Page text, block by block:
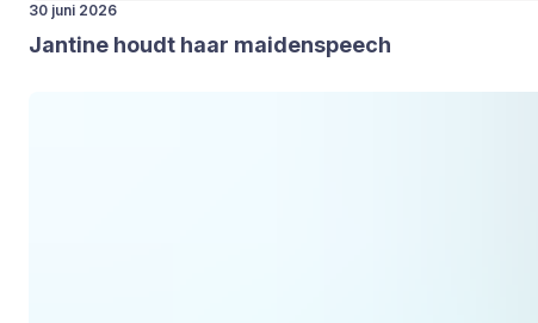
30 juni 2026
Jan­ti­ne houdt haar mai­den­speech